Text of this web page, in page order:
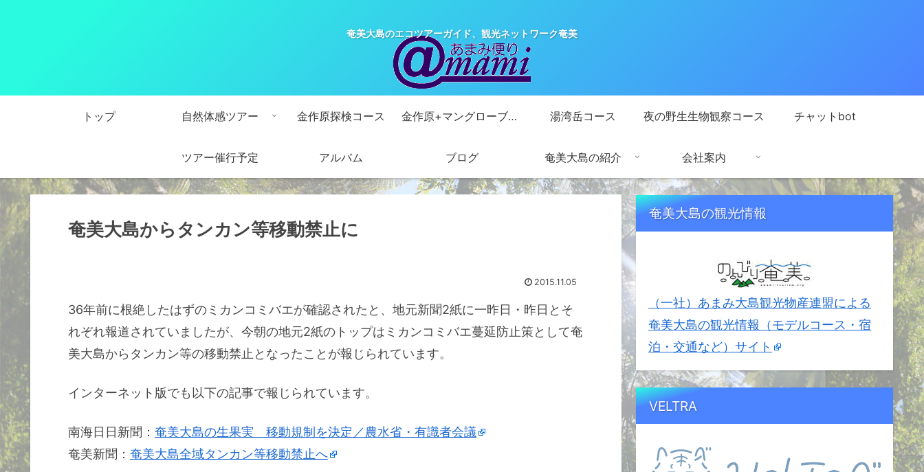
奄美大島のエコツアーガイド、観光ネットワーク奄美
トップ 自然体感ツアー 金作原探検コース 金作原+マングローブカヌーコース 湯湾岳コース 夜の野生生物観察コース チャットbot
ツアー催行予定 アルバム ブログ 奄美大島の紹介 会社案内
奄美大島からタンカン等移動禁止に
2015.11.05
36年前に根絶したはずのミカンコミバエが確認されたと、地元新聞2紙に一昨日・昨日とそ
れぞれ報道されていましたが、今朝の地元2紙のトップはミカンコミバエ蔓延防止策として奄
美大島からタンカン等の移動禁止となったことが報じられています。
インターネット版でも以下の記事で報じられています。
南海日日新聞： 奄美大島の生果実 移動規制を決定／農水省・有識者会議
奄美新聞： 奄美大島全域タンカン等移動禁止へ
奄美大島の観光情報
（一社）あまみ大島観光物産連盟による
奄美大島の観光情報（モデルコース・宿
泊・交通など）サイト
VELTRA